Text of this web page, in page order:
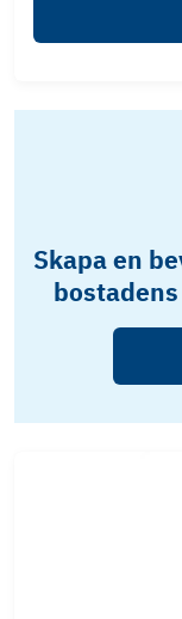
Skapa en